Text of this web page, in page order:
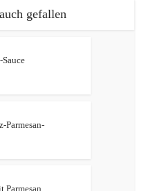
gefallen
Parmesan-
Parmesan